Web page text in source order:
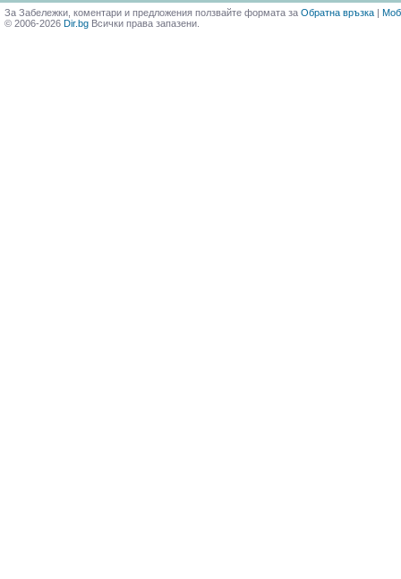
За Забележки, коментари и предложения ползвайте формата за Обратна връзка |
© 2006-2026 Dir.bg Всички права запазени.